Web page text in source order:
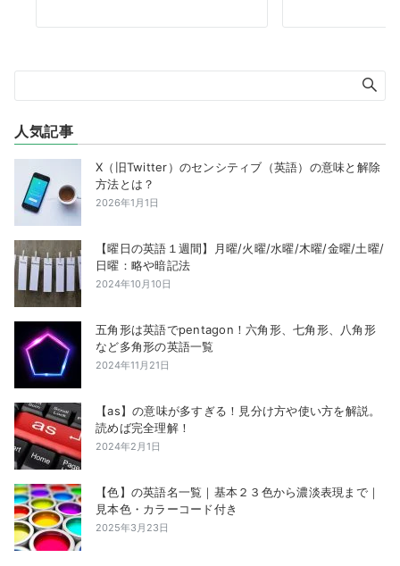
人気記事
X（旧Twitter）のセンシティブ（英語）の意味と解除
方法とは？
2026年1月1日
【曜日の英語１週間】月曜/火曜/水曜/木曜/金曜/土曜/
日曜：略や暗記法
2024年10月10日
五角形は英語でpentagon！六角形、七角形、八角形
など多角形の英語一覧
2024年11月21日
【as】の意味が多すぎる！見分け方や使い方を解説。
読めば完全理解！
2024年2月1日
【色】の英語名一覧｜基本２３色から濃淡表現まで｜
見本色・カラーコード付き
2025年3月23日